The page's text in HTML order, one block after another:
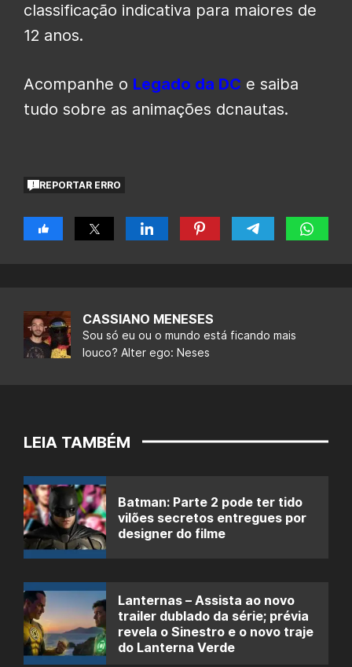
classificação indicativa para maiores de
12 anos.
Acompanhe o Legado da DC e saiba
tudo sobre as animações dcnautas.
REPORTAR ERRO
CASSIANO MENESES
Sou só eu ou o mundo está ficando mais
louco? Alter ego: Neses
LEIA TAMBÉM
Batman: Parte 2 pode ter tido
vilões secretos entregues por
designer do filme
Lanternas – Assista ao novo
trailer dublado da série; prévia
revela o Sinestro e o novo traje
do Lanterna Verde